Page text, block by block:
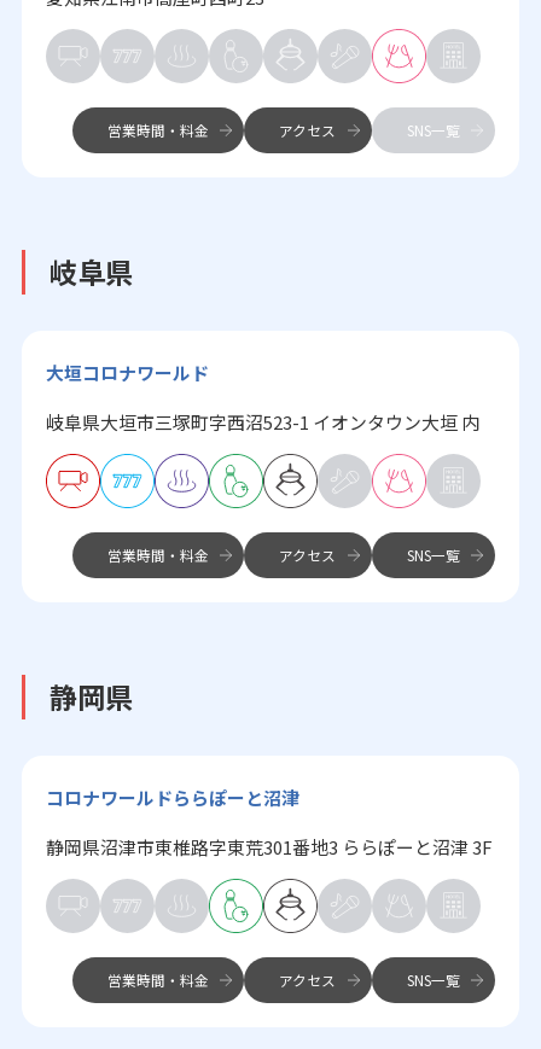
営業時間・料金 アクセス SNS一覧
岐阜県
大垣コロナワールド
岐阜県大垣市三塚町字西沼523-1 イオンタウン大垣 内
営業時間・料金 アクセス SNS一覧
静岡県
コロナワールドららぽーと沼津
静岡県沼津市東椎路字東荒301番地3 ららぽーと沼津 3F
営業時間・料金 アクセス SNS一覧